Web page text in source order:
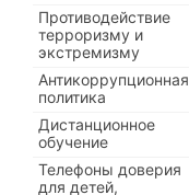
Противодействие
терроризму и
экстремизму
Антикоррупционная
политика
Дистанционное
обучение
Телефоны доверия
для детей,